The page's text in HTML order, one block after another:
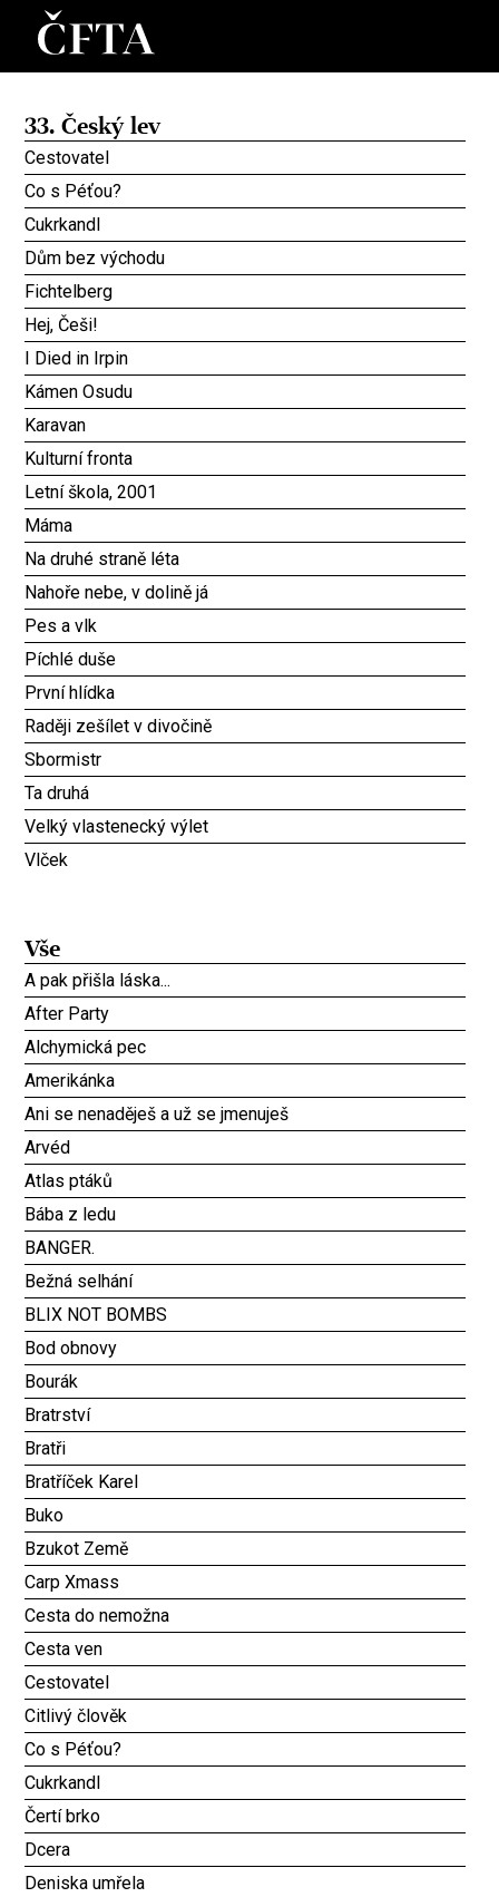
33. Český lev
Cestovatel
Co s Péťou?
Cukrkandl
Dům bez východu
Fichtelberg
Hej, Češi!
I Died in Irpin
Kámen Osudu
Karavan
Kulturní fronta
Letní škola, 2001
Máma
Na druhé straně léta
Nahoře nebe, v dolině já
Pes a vlk
Píchlé duše
První hlídka
Raději zešílet v divočině
Sbormistr
Ta druhá
Velký vlastenecký výlet
Vlček
Vše
A pak přišla láska...
After Party
Alchymická pec
Amerikánka
Ani se nenaděješ a už se jmenuješ
Arvéd
Atlas ptáků
Bába z ledu
BANGER.
Bežná selhání
BLIX NOT BOMBS
Bod obnovy
Bourák
Bratrství
Bratři
Bratříček Karel
Buko
Bzukot Země
Carp Xmass
Cesta do nemožna
Cesta ven
Cestovatel
Citlivý člověk
Co s Péťou?
Cukrkandl
Čertí brko
Dcera
Deniska umřela